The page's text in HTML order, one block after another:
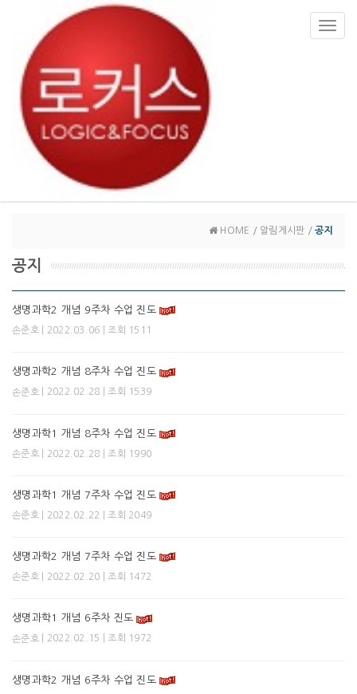
HOME / 알림게시판 /공지
공지
생명과학2 개념 9주차 수업 진도
손준호| 2022.03.06 | 조회 1511
생명과학2 개념 8주차 수업 진도
손준호 | 2022.02.28 | 조회 1539
생명과학1 개념 8주차 수업 진도
손준호| 2022.02.28 | 조회 1990
생명과학1 개념 7주차 수업 진도
손준호| 2022.02.22 | 조회 2049
생명과학2 개념 7주차 수업 진도
손준호| 2022.02.20 | 조회 1472
생명과학1 개념 6주차 진도
손준호 | 2022.02.15 | 조회 1972
생명과학2 개념 6주차 수업 진도